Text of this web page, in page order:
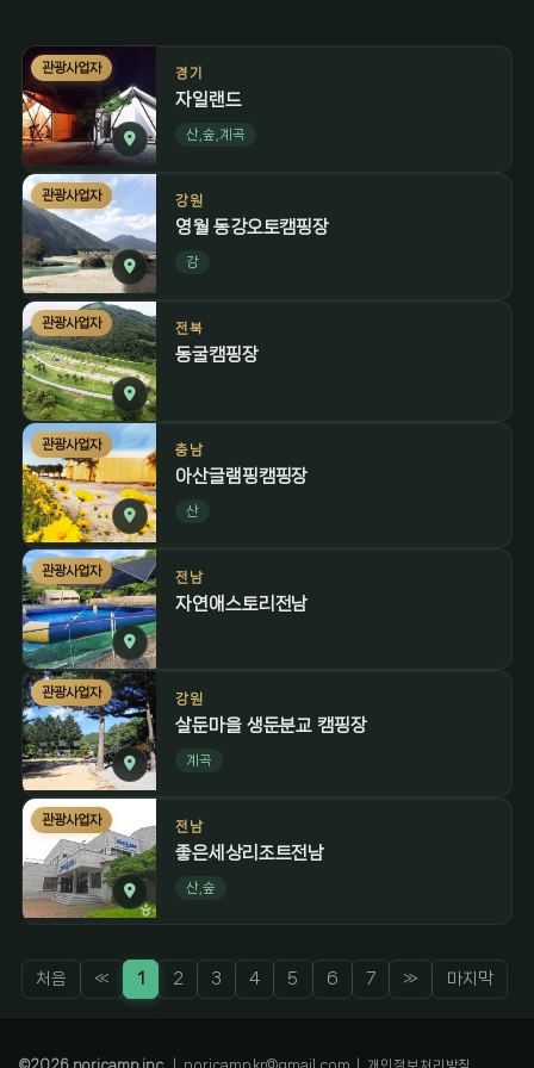
관광사업자 경기
자일랜드
산,숲,계곡
관광사업자 강원
영월 동강오토캠핑장
강
관광사업자 전북
동굴캠핑장
관광사업자 충남
아산글램핑캠핑장
산
관광사업자 전남
자연애스토리전남
관광사업자 강원
살둔마을 생둔분교 캠핑장
계곡
관광사업자 전남
좋은세상리조트전남
산,숲
처음 « 1 2 3 4 5 6 7 » 마지막
©2026noricamp inc. noricamp.kr@gmail.com 개인정보처리방침